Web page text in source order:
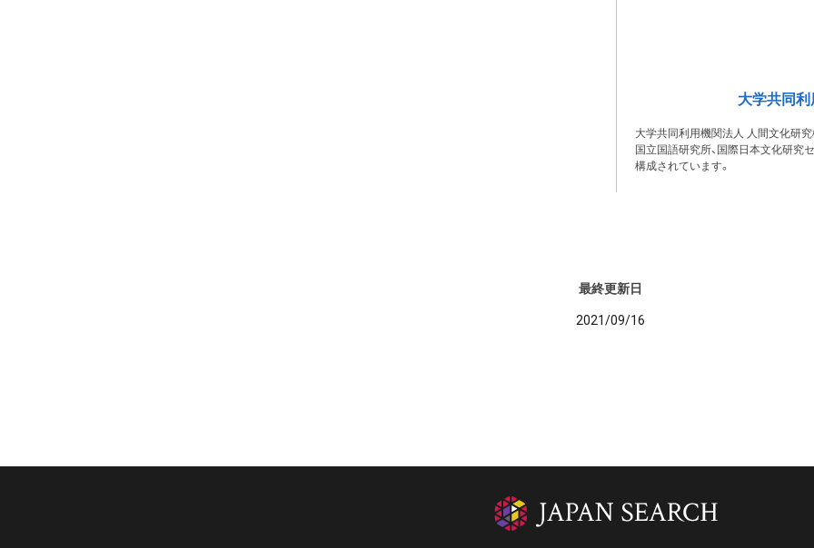
大学共同
大学共同利用機関法人 人間文化研究
国立国語研究所、国際日本文化研究
構成されています。
最終更新日
2021/09/16